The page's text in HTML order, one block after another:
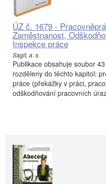
ÚZ č. 1679 -
Zaměstnanost,
Inspekce práce
Sagit, a. s.
Publikace obsahuje soubor
rozděleny do těchto kapitol:
práce (překážky v práci,
odškodňování pracovních